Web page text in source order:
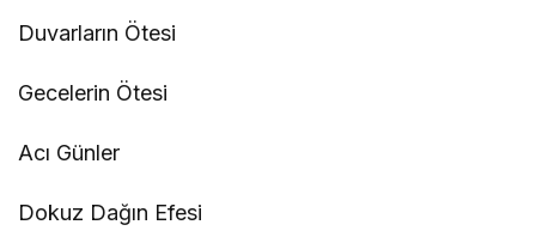
Duvarların Ötesi
Gecelerin Ötesi
Acı Günler
Dokuz Dağın Efesi